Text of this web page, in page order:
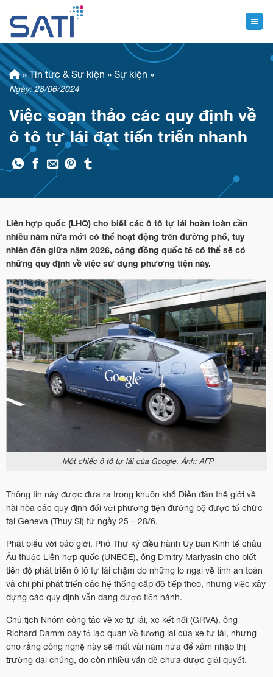
content
»Tin tức & Sự kiện » Sự kiện »
Ngày: 28/06/2024
Việc soạn thảo các quy định về
ô tô tự lái đạt tiến triển nhanh
Liên hợp quốc (LHQ) cho biết các ô tô tự lái hoàn toàn cần
nhiều năm nữa mới có thể hoạt động trên đường phố, tuy
nhiên đến giữa năm 2026, cộng đồng quốc tế có thể sẽ có
những quy định về việc sử dụng phương tiện này.
Một chiếc ô tô tự lái của Google. Ảnh: AFP
Thông tin này được đưa ra trong khuôn khổ Diễn đàn thế giới về
hài hòa các quy định đối với phương tiện đường bộ được tổ chức
tại Geneva (Thụy Sĩ) từ ngày 25 – 28/6.
Phát biểu với báo giới, Phó Thư ký điều hành Ủy ban Kinh tế châu
Âu thuộc Liên hợp quốc (UNECE), ông Dmitry Mariyasin cho biết
tiến độ phát triển ô tô tự lái chậm do những lo ngại về tính an toàn
và chi phí phát triển các hệ thống cấp độ tiếp theo, nhưng việc xây
dựng các quy định vẫn đang được tiến hành.
Chủ tịch Nhóm công tác về xe tự lái, xe kết nối (GRVA), ông
Richard Damm bày tỏ lạc quan về tương lai của xe tự lái, nhưng
cho rằng công nghệ này sẽ mất vài năm nữa để xâm nhập thị
trường đại chúng, do còn nhiều vấn đề chưa được giải quyết.